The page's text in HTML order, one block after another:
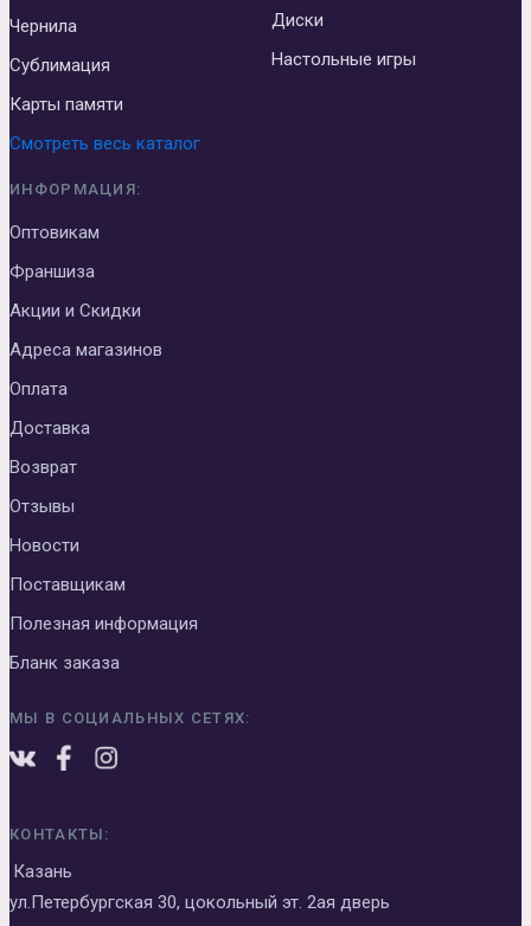
Чернила
Сублимация
Карты памяти
Диски
Настольные игры
Смотреть весь каталог
ИНФОРМАЦИЯ:
Оптовикам
Франшиза
Акции и Скидки
Адреса магазинов
Оплата
Доставка
Возврат
Отзывы
Новости
Поставщикам
Полезная информация
Бланк заказа
МЫ В СОЦИАЛЬНЫХ СЕТЯХ:
КОНТАКТЫ:
Казань
ул.Петербургская 30, цокольный эт. 2ая дверь